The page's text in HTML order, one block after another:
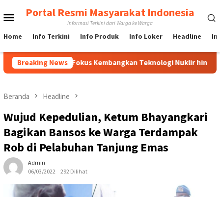
ke
Menu
Mobile
Portal Resmi Masyarakat Indonesia
Informasi Terkini dari Warga ke Warga
Home Info Terkini Info Produk Info Loker Headline
Breaking News
BRIN Fokus Kembangkan Teknologi Nuklir hingga AI
Beranda Headline
Wujud Kepedulian, Ketum Bhayangkari
Bagikan Bansos ke Warga Terdampak
Rob di Pelabuhan Tanjung Emas
Admin
06/03/2022
292 Dilihat